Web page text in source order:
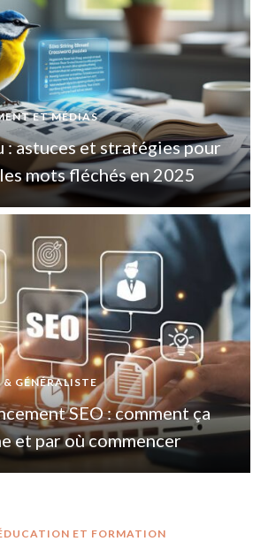
ET MÉDIAS
: astuces et stratégies pour
mots fléchés en 2025
GÉNÉRALISTE
SEO : comment ça
et par où commencer
ET FORMATION